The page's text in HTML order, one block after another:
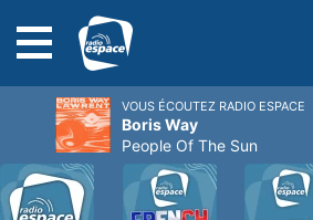
VOUS ÉCOUTEZ RADIO ESPACE
Boris Way
People Of The Sun